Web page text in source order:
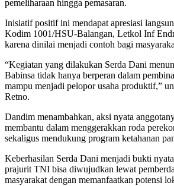
pemeliharaan hingga pemasaran.
Inisiatif positif ini mendapat apresiasi
Kodim 1001/HSU-Balangan, Letkol Inf
karena dinilai menjadi contoh bagi
“Kegiatan yang dilakukan Serda Dani
Babinsa tidak hanya berperan dalam
mampu menjadi pelopor usaha produktif,”
Retno.
Dandim menambahkan, aksi nyata
membantu dalam menggerakkan roda
sekaligus mendukung program ketahanan
Keberhasilan Serda Dani menjadi bukti
prajurit TNI bisa diwujudkan lewat
masyarakat dengan memanfaatkan potensi